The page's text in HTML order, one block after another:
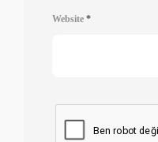
Website *